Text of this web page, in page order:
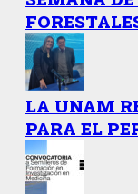
LA UNAM
PARA EL